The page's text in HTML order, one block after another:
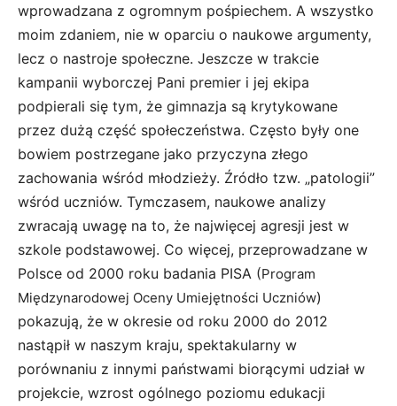
wprowadzana z ogromnym pośpiechem. A wszystko
moim zdaniem, nie w oparciu o naukowe argumenty,
lecz o nastroje społeczne. Jeszcze w trakcie
kampanii wyborczej Pani premier i jej ekipa
podpierali się tym, że gimnazja są krytykowane
przez dużą część społeczeństwa. Często były one
bowiem postrzegane jako przyczyna złego
zachowania wśród młodzieży. Źródło tzw. „patologii”
wśród uczniów. Tymczasem, naukowe analizy
zwracają uwagę na to, że najwięcej agresji jest w
szkole podstawowej. Co więcej, przeprowadzane w
Polsce od 2000 roku badania PISA (Program
Międzynarodowej Oceny Umiejętności Uczniów)
pokazują, że w okresie od roku 2000 do 2012
nastąpił w naszym kraju, spektakularny w
porównaniu z innymi państwami biorącymi udział w
projekcie, wzrost ogólnego poziomu edukacji